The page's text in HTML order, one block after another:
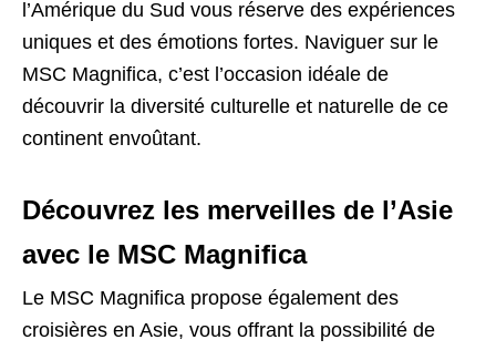
l’Amérique du Sud vous réserve des expériences
uniques et des émotions fortes. Naviguer sur le
MSC Magnifica, c’est l’occasion idéale de
découvrir la diversité culturelle et naturelle de ce
continent envoûtant.
Découvrez les merveilles de l’Asie
avec le MSC Magnifica
Le MSC Magnifica propose également des
croisières en Asie, vous offrant la possibilité de